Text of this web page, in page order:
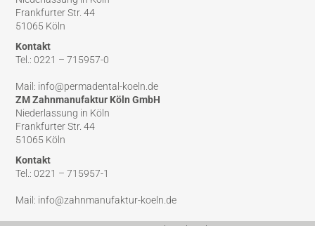
Frankfurter Str. 44
51065 Köln
Kontakt
Tel.: 0221 – 715957-0
Mail: info@permadental-koeln.de
ZM Zahnmanufaktur Köln GmbH
Niederlassung in Köln
Frankfurter Str. 44
51065 Köln
Kontakt
Tel.: 0221 – 715957-1
Mail: info@zahnmanufaktur-koeln.de